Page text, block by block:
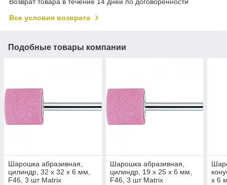
Все условия возврата
Подобные товары компании
Шарошка абразивная,
цилиндр, 32 x 32 x 6 мм,
F46, 3 шт Matrix
Шарошка абразивная,
цилиндр, 19 x 25 x 6 мм,
F46, 3 шт Matrix
x 6